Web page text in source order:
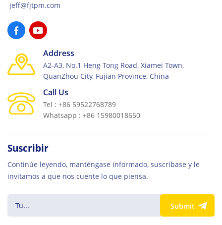
jeff@fjtpm.com
Address
A2-A3, No.1 Heng Tong Road, Xiamei Town,
QuanZhou City, Fujian Province, China
Call Us
Tel : +86 59522768789
Whatsapp : +86 15980018650
Suscribir
Continúe leyendo, manténgase informado, suscríbase y le
invitamos a que nos cuente lo que piensa.
Submit